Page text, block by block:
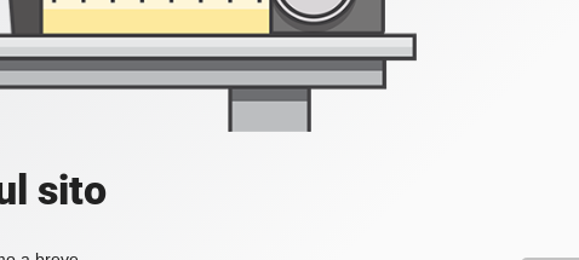
sito